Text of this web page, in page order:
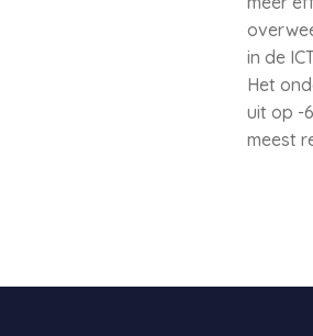
in de
Het
uit op -
meest